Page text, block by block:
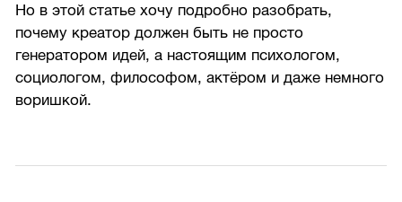
Но в этой статье хочу подробно разобрать,
почему креатор должен быть не просто
генератором идей, а настоящим психологом,
социологом, философом, актёром и даже немного
воришкой.